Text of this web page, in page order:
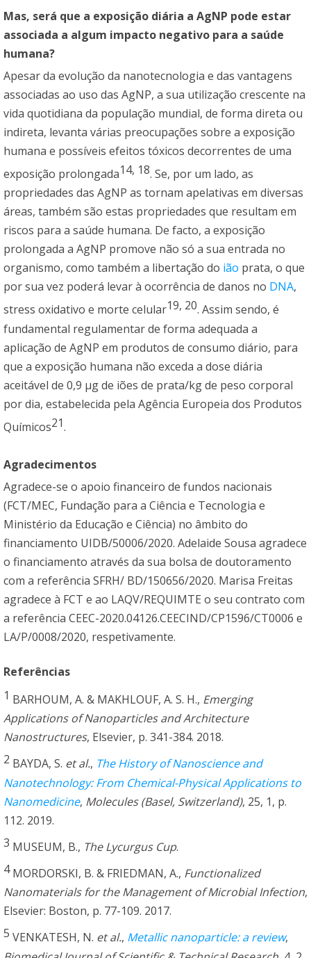
Mas, será que a exposição diária a AgNP pode estar
associada a algum impacto negativo para a saúde
humana?
Apesar da evolução da nanotecnologia e das vantagens
associadas ao uso das AgNP, a sua utilização crescente na
vida quotidiana da população mundial, de forma direta ou
indireta, levanta várias preocupações sobre a exposição
humana e possíveis efeitos tóxicos decorrentes de uma
exposição prolongada14, 18. Se, por um lado, as
propriedades das AgNP as tornam apelativas em diversas
áreas, também são estas propriedades que resultam em
riscos para a saúde humana. De facto, a exposição
prolongada a AgNP promove não só a sua entrada no
organismo, como também a libertação do ião prata, o que
por sua vez poderá levar à ocorrência de danos no DNA,
stress oxidativo e morte celular19, 20. Assim sendo, é
fundamental regulamentar de forma adequada a
aplicação de AgNP em produtos de consumo diário, para
que a exposição humana não exceda a dose diária
aceitável de 0,9 μg de iões de prata/kg de peso corporal
por dia, estabelecida pela Agência Europeia dos Produtos
Químicos21.
Agradecimentos
Agradece-se o apoio financeiro de fundos nacionais
(FCT/MEC, Fundação para a Ciência e Tecnologia e
Ministério da Educação e Ciência) no âmbito do
financiamento UIDB/50006/2020. Adelaide Sousa agradece
o financiamento através da sua bolsa de doutoramento
com a referência SFRH/ BD/150656/2020. Marisa Freitas
agradece à FCT e ao LAQV/REQUIMTE o seu contrato com
a referência CEEC-2020.04126.CEECIND/CP1596/CT0006 e
LA/P/0008/2020, respetivamente.
Referências
1 BARHOUM, A. & MAKHLOUF, A. S. H., Emerging
Applications of Nanoparticles and Architecture
Nanostructures, Elsevier, p. 341-384. 2018.
2 BAYDA, S. et al., The History of Nanoscience and
Nanotechnology: From Chemical-Physical Applications to
Nanomedicine, Molecules (Basel, Switzerland), 25, 1, p.
112. 2019.
3 MUSEUM, B., The Lycurgus Cup.
4MORDORSKI, B. & FRIEDMAN, A., Functionalized
Nanomaterials for the Management of Microbial Infection,
Elsevier: Boston, p. 77-109. 2017.
5 VENKATESH, N. et al., Metallic nanoparticle: a review,